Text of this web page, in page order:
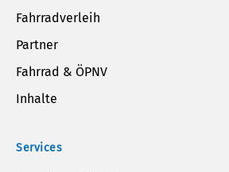
Fahrradverleih
Partner
Fahrrad & ÖPNV
Inhalte
Services